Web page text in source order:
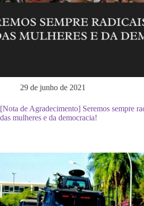
29 de junho de 2021
[Nota de Agradecimento] Seremos sempre
das mulheres e da democracia!